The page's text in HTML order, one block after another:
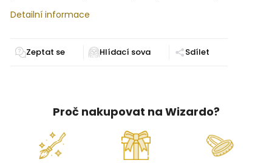
Detailní informace
Zeptat se Sdílet
Proč nakupovat na Wizardo?